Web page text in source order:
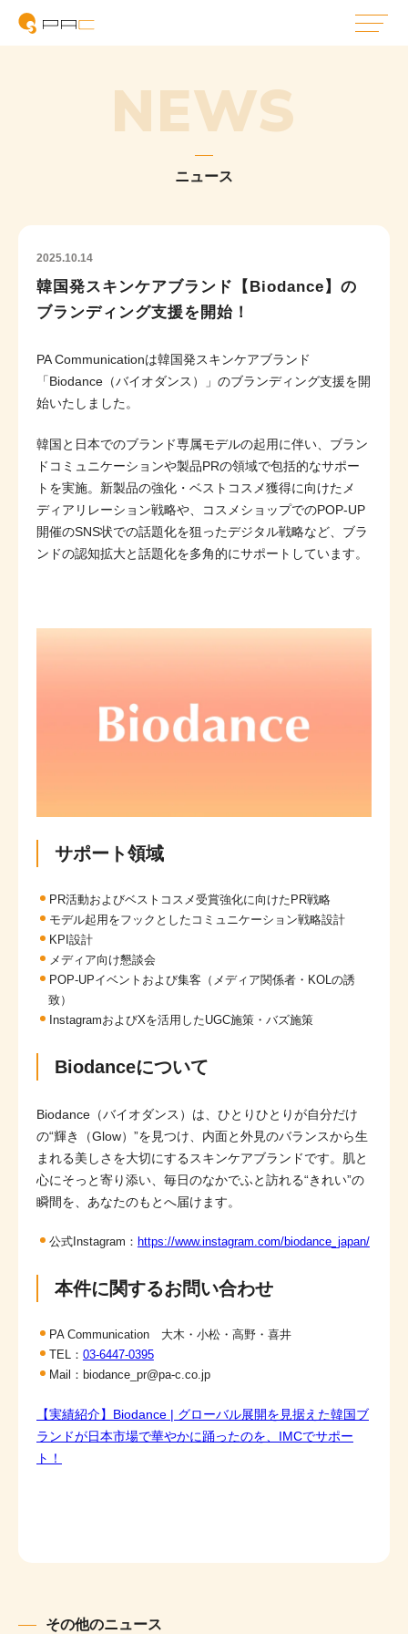
NEWS
ニュース
2025.10.14
韓国発スキンケアブランド【Biodance】の
ブランディング支援を開始！
PA Communicationは韓国発スキンケアブランド
「Biodance（バイオダンス）」のブランディング支援を開
始いたしました。
韓国と日本でのブランド専属モデルの起用に伴い、ブラン
ドコミュニケーションや製品PRの領域で包括的なサポー
トを実施。新製品の強化・ベストコスメ獲得に向けたメ
ディアリレーション戦略や、コスメショップでのPOP-UP
開催のSNS状での話題化を狙ったデジタル戦略など、ブラ
ンドの認知拡大と話題化を多角的にサポートしています。
サポート領域
PR活動およびベストコスメ受賞強化に向けたPR戦略
モデル起用をフックとしたコミュニケーション戦略設計
KPI設計
メディア向け懇談会
POP-UPイベントおよび集客（メディア関係者・KOLの誘
致）
InstagramおよびXを活用したUGC施策・バズ施策
Biodanceについて
Biodance（バイオダンス）は、ひとりひとりが自分だけ
の“輝き（Glow）”を見つけ、内面と外見のバランスから生
まれる美しさを大切にするスキンケアブランドです。肌と
心にそっと寄り添い、毎日のなかでふと訪れる“きれい”の
瞬間を、あなたのもとへ届けます。
公式Instagram： https://www.instagram.com/biodance_japan/
本件に関するお問い合わせ
PA Communication 大木・小松・高野・喜井
TEL： 03-6447-0395
Mail：biodance_pr@pa-c.co.jp
【実績紹介】Biodance | グローバル展開を見据えた韓国ブ
ランドが日本市場で華やかに踊ったのを、IMCでサポー
ト！
その他のニュース